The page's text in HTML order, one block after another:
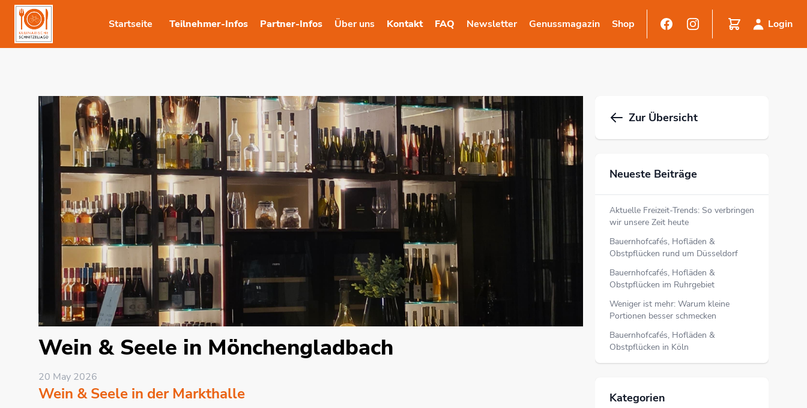
Startseite Teilnehmer-Infos Partner-Infos Über uns Kontakt FAQ Newsletter Genussmagazin Shop Login
Wein & Seele in Mönchengladbach
20 May 2026
Wein & Seele in der Markthalle
Zur Übersicht
Neueste Beiträge
Aktuelle Freizeit-Trends: So verbringen
wir unsere Zeit heute
Bauernhofcafés, Hofläden &
Obstpflücken rund um Düsseldorf
Bauernhofcafés, Hofläden &
Obstpflücken im Ruhrgebiet
Weniger ist mehr: Warum kleine
Portionen besser schmecken
Bauernhofcafés, Hofläden &
Obstpflücken in Köln
Kategorien